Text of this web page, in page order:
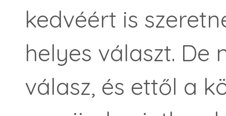
kedvéért is
helyes választ. De
válasz, és ettől a